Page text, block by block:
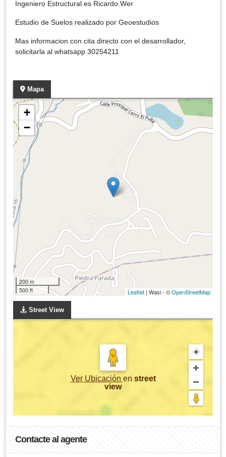
Ingeniero Estructural es Ricardo Wer
Estudio de Suelos realizado por Geoestudios
Mas informacion con cita directo con el desarrollador,
solicitarla al whatsapp 30254211
Mapa
+
−
200 m
500 ft
Leaflet | Wasi - ©OpenStreetMap
Street View
Ver Ubicación en street
view
Contacte al agente